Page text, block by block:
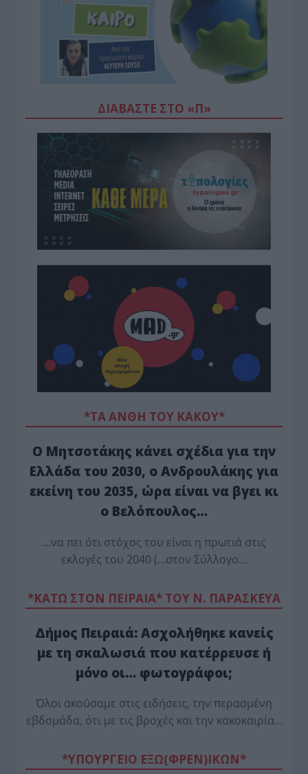
ΔΙΑΒΆΣΤΕ ΣΤΟ «Π»
*ΤΑ ΆΝΘΗ ΤΟΥ ΚΑΚΟΎ*
Ο Μητσοτάκης κάνει σχέδια για την
Ελλάδα του 2030, ο Ανδρουλάκης για
εκείνη του 2035, ώρα είναι να βγει κι
ο Βελόπουλος…
…να πει ότι στόχος του είναι η πρωτιά στις
εκλογές του 2040 (…στον Σύλλογο…
*ΚΑΤΩ ΣΤΟΝ ΠΕΙΡΑΙΑ* ΤΟΥ Ν. ΠΑΡΑΣΚΕΥΑ
Δήμος Πειραιά: Ασχολήθηκε κανείς
με τη σκαλωσιά που κατέρρευσε ή
μόνο οι… φωτογράφοι;
Όλοι ακούσαμε στις ειδήσεις, την περασμένη
εβδομάδα, ότι με τις βροχές και την κακοκαιρία…
*ΥΠΟΥΡΓΕΙΟ ΕΞΩ(ΦΡΕΝ)ΙΚΩΝ*